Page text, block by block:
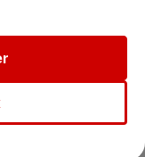
Voir plus